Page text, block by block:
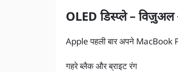
OLED डिस्प्ले – विज़ुअल
Apple पहली बार अपने MacBook
गहरे ब्लैक और ब्राइट रंग